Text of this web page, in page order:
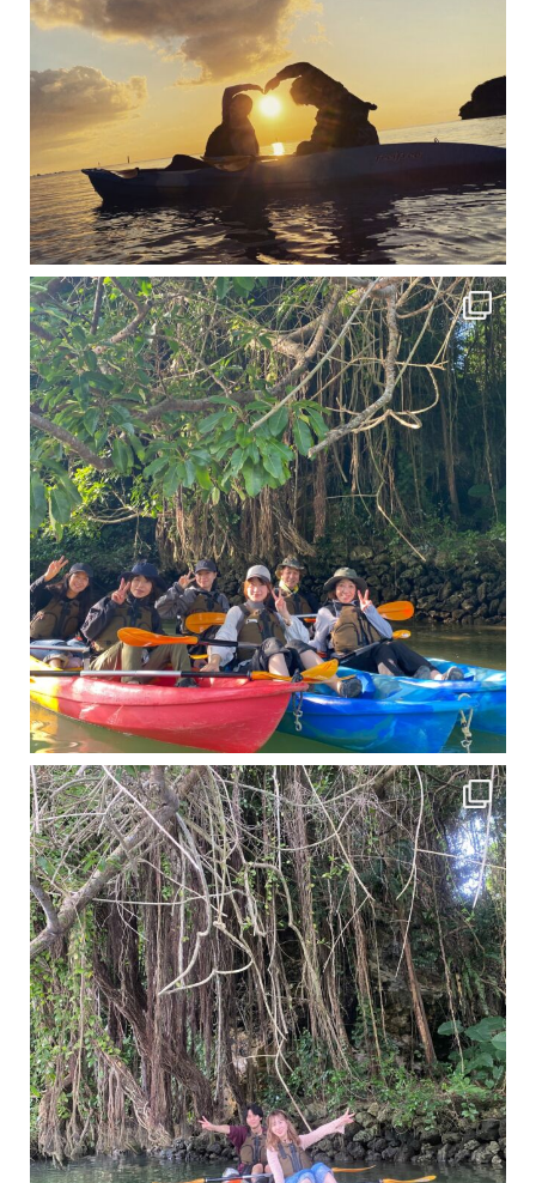
12月に入り、沖縄も流石に半袖では過ごせなくなってきました
ですが、日中はまだ20℃
11月となり沖縄も寒くなってきましたが まだまだ沖縄は半袖です
この時期は、修学旅行